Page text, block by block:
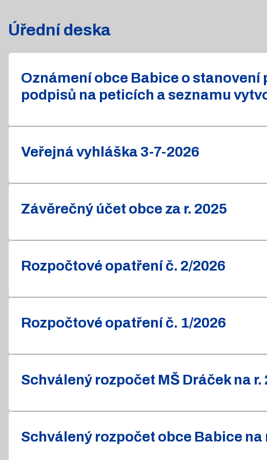
Úřední deska
Oznámení obce Babice o
podpisů na peticích a seznamu
Veřejná vyhláška 3-7-2026
Závěrečný účet obce za r. 2025
Rozpočtové opatření č. 2/2026
Rozpočtové opatření č. 1/2026
Schválený rozpočet MŠ Dráček na r.
Schválený rozpočet obce Babice na